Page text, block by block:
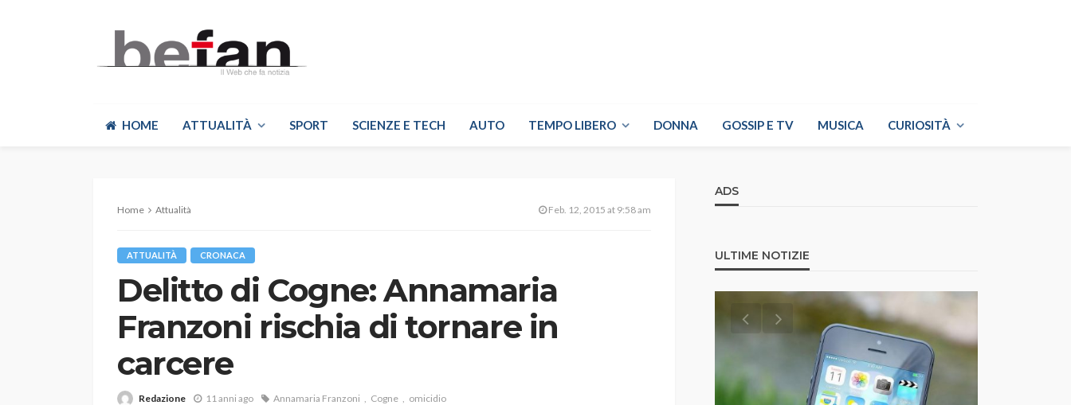
HOME ATTUALITÀ SPORT SCIENZE E TECH AUTO TEMPO LIBERO DONNA GOSSIP E TV MUSICA CURIOSITÀ
Home Attualità Feb. 12, 2015 at 9:58 am
ATTUALITÀ CRONACA
Delitto di Cogne: Annamaria
Franzoni rischia di tornare in
carcere
Redazione 11 anni ago Annamaria Franzoni Cogne omicidio
ADS
ULTIME NOTIZIE